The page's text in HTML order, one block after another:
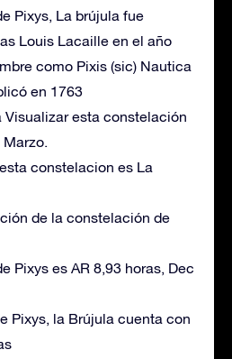
Pixys, La brújula fue
Louis Lacaille en el año
como Pixis (sic) Nautica
en 1763
Visualizar esta constelación
constelacion es La
de la constelación de
Pixys es AR 8,93 horas, Dec
Pixys, la Brújula cuenta con